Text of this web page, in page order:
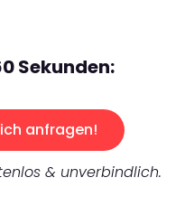
Sekunden:
anfragen!
& unverbindlich.